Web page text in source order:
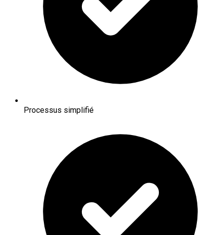
Processus simplifié